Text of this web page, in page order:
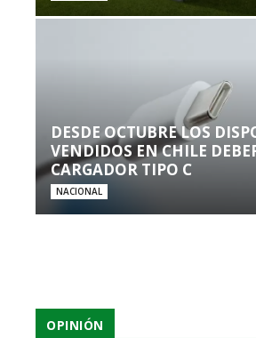
DESDE OCTUBRE LOS
VENDIDOS EN CHILE
CARGADOR TIPO C
NACIONAL
OPINIÓN